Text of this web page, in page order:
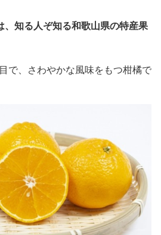
、知る人ぞ知る和歌山県の特産果
で、さわやかな風味をもつ柑橘で